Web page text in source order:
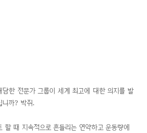
담한 전문가 그룹이 세계 최고에 대한 의지를 발
니까? 박쥐.
할 때 지속적으로 흔들리는 연약하고 운동량에